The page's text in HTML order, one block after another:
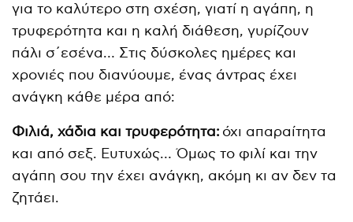
για το καλύτερο στη σχέση, γιατί η αγάπη, η
τρυφερότητα και η καλή διάθεση, γυρίζουν
πάλι σ´εσένα… Στις δύσκολες ημέρες και
χρονιές που διανύουμε, ένας άντρας έχει
ανάγκη κάθε μέρα από:
Φιλιά, χάδια και τρυφερότητα: όχι απαραίτητα
και από σεξ. Ευτυχώς… Όμως το φιλί και την
αγάπη σου την έχει ανάγκη, ακόμη κι αν δεν τα
ζητάει.